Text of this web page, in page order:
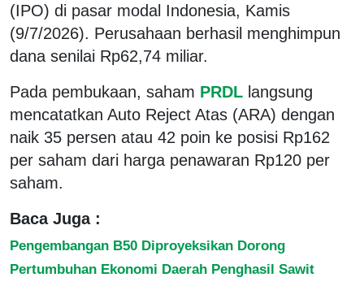
(IPO) di pasar modal Indonesia, Kamis
(9/7/2026). Perusahaan berhasil menghimpun
dana senilai Rp62,74 miliar.
Pada pembukaan, saham PRDL langsung
mencatatkan Auto Reject Atas (ARA) dengan
naik 35 persen atau 42 poin ke posisi Rp162
per saham dari harga penawaran Rp120 per
saham.
Baca Juga :
Pengembangan B50 Diproyeksikan Dorong
Pertumbuhan Ekonomi Daerah Penghasil Sawit